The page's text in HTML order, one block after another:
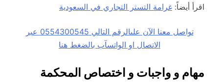
اقرأ أيضاً: غرامة التستر التجاري في السعودية
تواصل معنا الآن علىالرقم التالي 0554300545 عبر
الاتصال او الواتسآب بالضغط هنا
مهام و واجبات و اختصاص المحكمة